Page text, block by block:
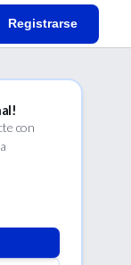
Registrarse
con